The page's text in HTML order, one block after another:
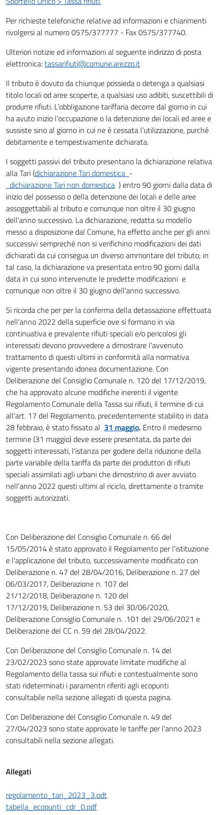
Per richieste telefoniche relative ad informazioni e chiarimenti
rivolgersi al numero 0575/377777 - Fax 0575/377740.
Ulteriori notizie ed informazioni al seguente indirizzo di posta
elettronica:tassarifiuti@comune.arezzo.it
Il tributo è dovuto da chiunque possieda o detenga a qualsiasi
titolo locali od aree scoperte, a qualsiasi uso adibiti, suscettibili di
produrre rifiuti. L’obbligazione tariffaria decorre dal giorno in cui
ha avuto inizio l’occupazione o la detenzione dei locali ed aree e
sussiste sino al giorno in cui ne è cessata l’utilizzazione, purché
debitamente e tempestivamente dichiarata.
I soggetti passivi del tributo presentano la dichiarazione relativa
alla Tari (dichiarazione Tari domestica -
dichiarazione Tari non domestica ) entro 90 giorni dalla data di
inizio del possesso o della detenzione dei locali e delle aree
assoggettabili al tributo e comunque non oltre il 30 giugno
dell'anno successivo. La dichiarazione, redatta su modello
messo a disposizione dal Comune, ha effetto anche per gli anni
successivi sempreché non si verifichino modificazioni dei dati
dichiarati da cui consegua un diverso ammontare del tributo; in
tal caso, la dichiarazione va presentata entro 90 giorni dalla
data in cui sono intervenute le predette modificazioni e
comunque non oltre il 30 giugno dell'anno successivo.
Si ricorda che per per la conferma della detassazione effettuata
nell'anno 2022 della superficie ove si formano in via
continuativa e prevalente rifiuti speciali e/o pericolosi gli
interessati devono provvedere a dimostrare l'avvenuto
trattamento di questi ultimi in conformità alla normativa
vigente presentando idonea documentazione. Con
Deliberazione del Consiglio Comunale n. 120 del 17/12/2019,
che ha approvato alcune modifiche inerenti il vigente
Regolamento Comunale della Tassa sui rifiuti, il termine di cui
all’art. 17 del Regolamento, precedentemente stabilito in data
28 febbraio, è stato fissato al 31 maggio. Entro il medesimo
termine (31 maggio) deve essere presentata, da parte dei
soggetti interessati, l'istanza per godere della riduzione della
parte variabile della tariffa da parte dei produttori di rifiuti
speciali assimilati agli urbani che dimostrino di aver avviato
nell'anno 2022 questi ultimi al riciclo, direttamente o tramite
soggetti autorizzati.
Con Deliberazione del Consiglio Comunale n. 66 del
15/05/2014 è stato approvato il Regolamento per l'istituzione
e l'applicazione del tributo, successivamente modificato con
Deliberazione n. 47 del 28/04/2016, Deliberazione n. 27 del
06/03/2017, Deliberazione n. 107 del
21/12/2018, Deliberazione n. 120 del
17/12/2019, Deliberazione n. 53 del 30/06/2020,
Deliberazione Consiglio Comunale n. .101 del 29/06/2021 e
Deliberazione del CC n. 59 del 28/04/2022.
Con Deliberazione del Consiglio Comunale n. 14 del
23/02/2023 sono state approvate limitate modifiche al
Regolamento della tassa sui rifiuti e contestualmente sono
stati rideterminati i paramentri riferiti agli ecopunti
consultabile nella sezione allegati di questa pagina.
Con Deliberazione del Consiglio Comunale n. 49 del
27/04/2023 sono state approvate le tariffe per l'anno 2023
consultabili nella sezione allegati.
Allegati
regolamento_tari_2023_3.odt
tabella_ecopunti_cdr_0.pdf